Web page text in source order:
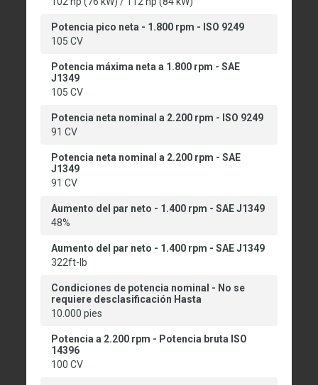
Potencia pico neta - 1.800 rpm - ISO 9249
105 CV
Potencia máxima neta a 1.800 rpm - SAE
J1349
105 CV
Potencia neta nominal a 2.200 rpm - ISO 9249
91 CV
Potencia neta nominal a 2.200 rpm - SAE
J1349
91 CV
Aumento del par neto - 1.400 rpm - SAE J1349
48%
Aumento del par neto - 1.400 rpm - SAE J1349
322ft-lb
Condiciones de potencia nominal - No se
requiere desclasificación Hasta
10.000 pies
Potencia a 2.200 rpm - Potencia bruta ISO
14396
100 CV